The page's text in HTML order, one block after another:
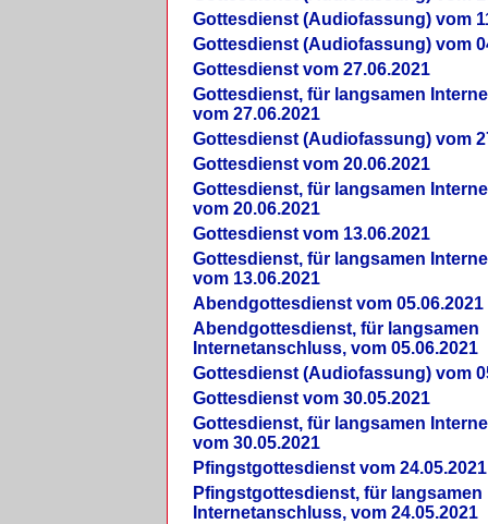
Gottesdienst (Audiofassung) vom
Gottesdienst (Audiofassung) vom
Gottesdienst vom 27.06.2021
Gottesdienst, für langsamen
vom 27.06.2021
Gottesdienst (Audiofassung) vom
Gottesdienst vom 20.06.2021
Gottesdienst, für langsamen
vom 20.06.2021
Gottesdienst vom 13.06.2021
Gottesdienst, für langsamen
vom 13.06.2021
Abendgottesdienst vom 05.06.2021
Abendgottesdienst, für langsamen
Internetanschluss, vom 05.06.2021
Gottesdienst (Audiofassung) vom
Gottesdienst vom 30.05.2021
Gottesdienst, für langsamen
vom 30.05.2021
Pfingstgottesdienst vom 24.05.2021
Pfingstgottesdienst, für langsamen
Internetanschluss, vom 24.05.2021